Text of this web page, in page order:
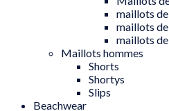
maillots
maillots
maillots
Maillots hommes
Shorts
Shortys
Slips
Beachwear